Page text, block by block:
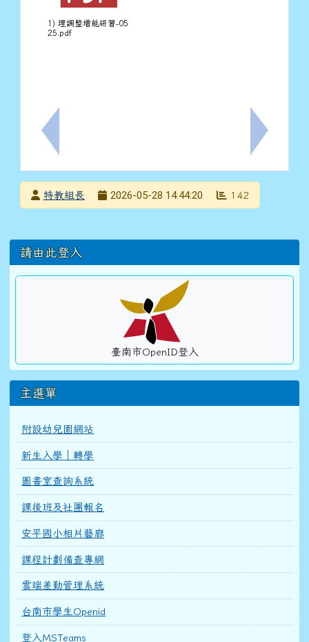
上一筆：轉知教育部辦理「第9屆教育部獎助研發特殊
1) 理調整增能研習-05
25.pdf
下一筆：
發布者特教組長
2026-05-28 14:44:20 142
左邊區域內容
請由此登入
臺南市OpenID登入
主選單
附設幼兒園網站
新生入學｜轉學
圖書室查詢系統
課後班及社團報名
安平國小相片藝廊
課程計劃備查專網
雲端差勤管理系統
台南市學生Openid
登入MSTeams